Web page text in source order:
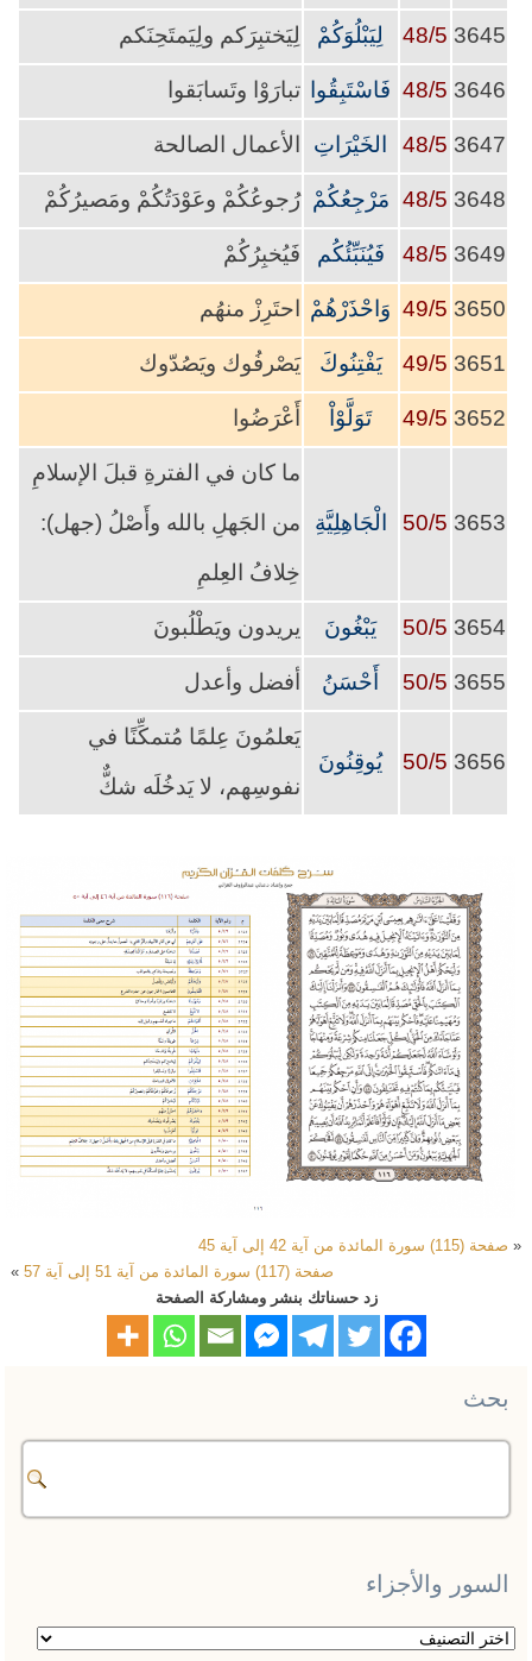
3645
48/5 لِيَبْلُوَكُمْ لِيَختبِرَكم ولِيَمتَحِنَكم
3646
48/5 فَاسْتَبِقُوا تبارَوْا وتَسابَقوا
3647
48/5 الخَيْرَاتِ الأعمال الصالحة
3648
48/5 مَرْجِعُكُمْ رُجوعُكُمْ وعَوْدَتُكُمْ ومَصيرُكُمْ
3649
48/5 فَيُنَبِّئُكُم فَيُخبِرُكُمْ
3650
49/5 وَاحْذَرْهُمْ احتَرِزْ منهُم
3651
49/5 يَفْتِنُوكَ يَصْرفُوك ويَصُدّوك
3652
49/5 تَوَلَّوْاْ أَعْرَضُوا
3653
50/5 الْجَاهِلِيَّةِ
ما كان في الفترةِ قبلَ الإسلامِ
من الجَهلِ بالله وأَصْلُ (جهل):
خِلافُ العِلمِ
3654
50/5 يَبْغُونَ يريدون ويَطْلُبونَ
3655
50/5 أَحْسَنُ أفضل وأعدل
3656
50/5 يُوقِنُونَ
يَعلمُونَ عِلمًا مُتمكِّنًا في
نفوسِهم، لا يَدخُلَه شكٌّ
« صفحة (115) سورة المائدة من آية 42 إلى آية 45
صفحة (117) سورة المائدة من آية 51 إلى آية 57
»
زد حسناتك بنشر ومشاركة الصفحة
بحث
السور والأجزاء
السور